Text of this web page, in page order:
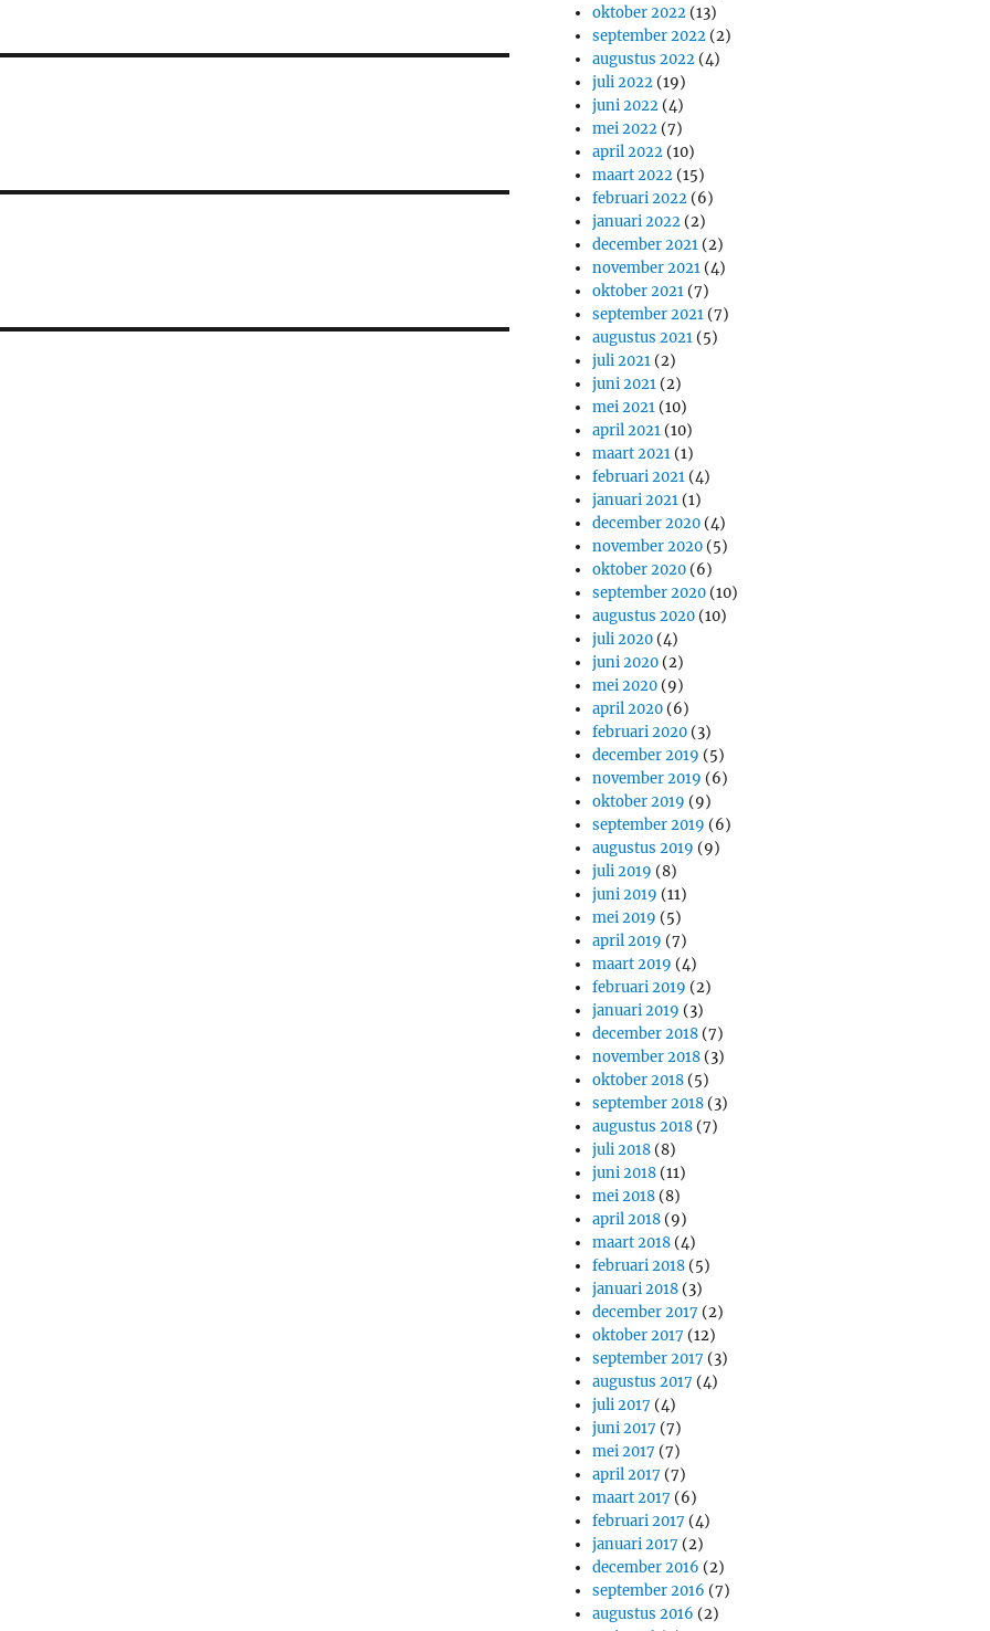
oktober 2022 (13)
september 2022 (2)
augustus 2022 (4)
juli 2022 (19)
juni 2022 (4)
mei 2022 (7)
april 2022 (10)
maart 2022 (15)
februari 2022 (6)
januari 2022 (2)
december 2021 (2)
november 2021 (4)
oktober 2021 (7)
september 2021 (7)
augustus 2021 (5)
juli 2021 (2)
juni 2021 (2)
mei 2021 (10)
april 2021 (10)
maart 2021 (1)
februari 2021 (4)
januari 2021 (1)
december 2020 (4)
november 2020 (5)
oktober 2020 (6)
september 2020 (10)
augustus 2020 (10)
juli 2020 (4)
juni 2020 (2)
mei 2020 (9)
april 2020 (6)
februari 2020 (3)
december 2019 (5)
november 2019 (6)
oktober 2019 (9)
september 2019 (6)
augustus 2019 (9)
juli 2019 (8)
juni 2019 (11)
mei 2019 (5)
april 2019 (7)
maart 2019 (4)
februari 2019 (2)
januari 2019 (3)
december 2018 (7)
november 2018 (3)
oktober 2018 (5)
september 2018 (3)
augustus 2018 (7)
juli 2018 (8)
juni 2018 (11)
mei 2018 (8)
april 2018 (9)
maart 2018 (4)
februari 2018 (5)
januari 2018 (3)
december 2017 (2)
oktober 2017 (12)
september 2017 (3)
augustus 2017 (4)
juli 2017 (4)
juni 2017 (7)
mei 2017 (7)
april 2017 (7)
maart 2017 (6)
februari 2017 (4)
januari 2017 (2)
december 2016 (2)
september 2016 (7)
augustus 2016 (2)